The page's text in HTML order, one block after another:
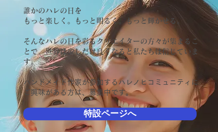
誰かのハレの日を
もっと楽しく。もっと明るく。もっと輝かせる。
そんなハレの日を彩るクリエイターの方々が集まるこ
とで、世界は少しだけ良くなると私たちは信じていま
す。
​ハンドメイド作家が参加するハレノヒコミュニティに
ご興味がある方は、募集中です。
特設ページへ